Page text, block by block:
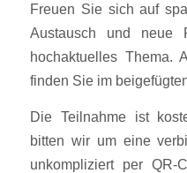
Freuen Sie sich auf
Austausch und neue
hochaktuelles Thema.
finden Sie im
Die Teilnahme ist
bitten wir um eine
unkompliziert per QR-